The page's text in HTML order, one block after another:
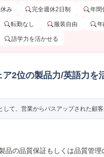
み 完全週休2日制 年間
転勤なし 服装自由 年
語学力を活かせる
ア2位の製品力/英語力を
て、営業からパスアップされた顧
の品質保証もしくは品質管理